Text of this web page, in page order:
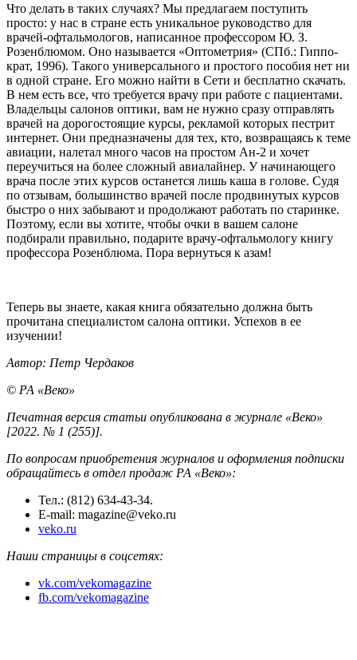
Что делать в таких случаях? Мы предлагаем поступить
просто: у нас в стране есть уникальное руководство для
врачей-офтальмологов, написанное профессором Ю. З.
Розенблюмом. Оно называется «Оптометрия» (СПб.: Гиппо­
крат, 1996). Такого универсального и простого пособия нет ни
в одной стране. Его можно найти в Сети и бесплатно скачать.
В нем есть все, что требуется врачу при работе с пациентами.
Владельцы салонов оптики, вам не нужно сразу отправлять
врачей на дорогостоящие курсы, рекламой которых пестрит
интернет. Они предназначены для тех, кто, возвращаясь к теме
авиации, налетал много часов на простом Ан-2 и хочет
переучиться на более сложный авиалайнер. У начинающего
врача после этих курсов останется лишь каша в голове. Судя
по отзывам, большинство врачей после продвинутых курсов
быстро о них забывают и продолжают работать по старинке.
По­этому, если вы хотите, чтобы очки в вашем салоне
подбирали правильно, подарите врачу-офтальмологу книгу
профессора Розенблюма. Пора вернуться к азам!
Теперь вы знаете, какая книга обязательно должна быть
прочитана специалистом салона оптики. Успехов в ее
изучении!
Автор: Петр Чердаков
© РА «Веко»
Печатная версия статьи опубликована в журнале «Веко»
[2022. № 1 (255)].
По вопросам приобретения журналов и оформления подписки
обращайтесь в отдел продаж РА «Веко»:
Тел.: (812) 634-43-34.
E-mail: magazine@veko.ru
veko.ru
Наши страницы в соцсетях:
vk.com/vekomagazine
fb.com/vekomagazine